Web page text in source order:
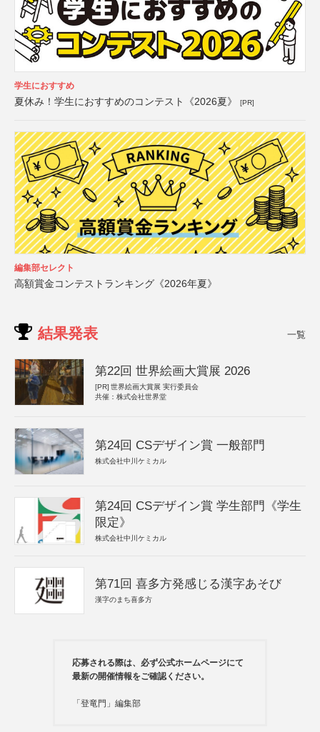
学生におすすめ
夏休み！学生におすすめのコンテスト《2026夏》 [PR]
編集部セレクト
高額賞金コンテストランキング《2026年夏》
結果発表 一覧
第22回 世界絵画大賞展 2026
[PR] 世界絵画大賞展 実行委員会
共催：株式会社世界堂
第24回 CSデザイン賞 一般部門
株式会社中川ケミカル
第24回 CSデザイン賞 学生部門《学生
限定》
株式会社中川ケミカル
第71回 喜多方発感じる漢字あそび
漢字のまち喜多方
応募される際は、必ず公式ホームページにて
最新の開催情報をご確認ください。
「登竜門」編集部